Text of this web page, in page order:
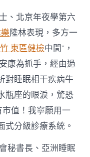
、北京年夜學第六
陸林表現，多方一
東區健檢中間”，
康為抓手，經由過
對睡眠相干疾病牛
瓶座的眼淚，驚恐
市值！我寧願用一
式分級診療系統。
秘書長、亞洲睡眠